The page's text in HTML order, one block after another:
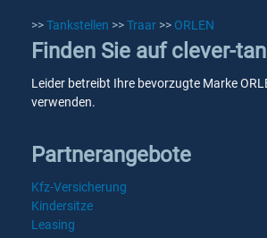
>>Tankstellen >>Traar >> ORLEN
Finden Sie auf clever-
Leider betreibt Ihre bevorzugte Marke
verwenden.
Partnerangebote
Kfz-Versicherung
Kindersitze
Leasing